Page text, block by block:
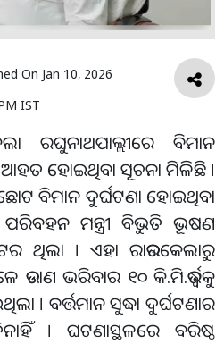
On Jan 10, 2026
IST
ରଘୁନାଥପାଲ୍ଲୀରେ ବିମାନ
ଆହତ ହୋଇଥିବା ସୂଚନା ମିଳିଛି ।
ବିମାନ ଦୁର୍ଘଟଣା ହୋଇଥିବା
ମନ୍ତ୍ରୀ ବିଭୁତି ଭୂଷଣ
ଥିଲା । ଏହା ରାଉରକେଲାରୁ
ଭରିବାର ୧୦ କି.ମି.ଉର୍ଦ୍ଧ୍ବକୁ
। ବର୍ତ୍ତମାନ ସୁଦ୍ଧା ଦୁର୍ଘଟଣାର
। ଘଟଣାସ୍ଥଳରେ ବରିଷ୍ଠ